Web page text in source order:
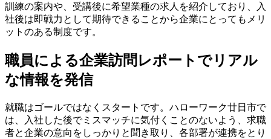
訓練の案内や、受講後に希望業種の求人を紹介しており、入
社後は即戦力として期待できることから企業にとってもメリ
ットのある制度です。
職員による企業訪問レポートでリアル
な情報を発信
就職はゴールではなくスタートです。ハローワーク廿日市で
は、入社した後でミスマッチに気付くことのないよう、求職
者と企業の意向をしっかりと聞き取り、各部署が連携をとり